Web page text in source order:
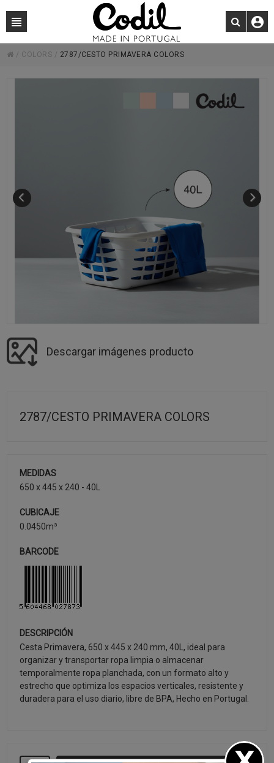
/ COLORS / 2787/CESTO PRIMAVERA COLORS
Descargar imágenes producto
2787/CESTO PRIMAVERA COLORS
MEDIDAS
650 x 445 x 240 - 40L
CUBICAJE
0.0450m³
BARCODE
DESCRIPCIÓN
Cesta Primavera, 650 x 445 x 240 mm, 40L, ideal para
organizar y transportar ropa limpia o almacenar
temporalmente ropa planchada, con un formato alto y
estrecho que optimiza los espacios verticales, resistente y
duradera para el uso diario, libre de BPA, Hecho en Portugal.